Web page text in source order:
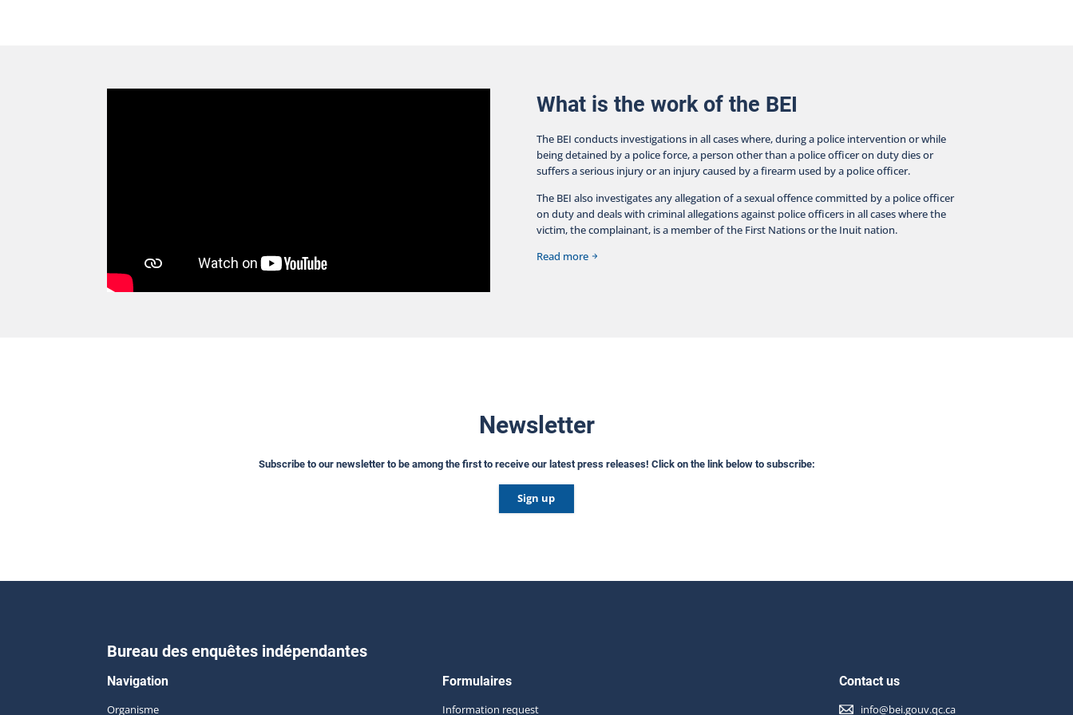
independent police force that conducts its
investigations with transparency, impartiality, and
events has been entrusted to the Sûreté du Québec,
which will act as the supporting police service for the
BEI. The BEI is asking anyone who witnessed the event
to contact them via their website at
https://www.bei.gouv.qc.ca/nous-joindre. A news
release including additional details about the
intervention will be issued once the BEI has gathered
What is the work of the BEI
The BEI conducts investigations in all cases where, during a police intervention or while
being detained by a police force, a person other than a police officer on duty dies or
suffers a serious injury or an injury caused by a firearm used by a police officer.
The BEI also investigates any allegation of a sexual offence committed by a police officer
on duty and deals with criminal allegations against police officers in all cases where the
victim, the complainant, is a member of the First Nations or the Inuit nation.
Read more
Newsletter
Subscribe to our newsletter to be among the first to receive our latest press releases! Click on the link below to subscribe:
Sign up
Bureau des enquêtes indépendantes
Navigation
Organisme
Formulaires
Information request
Contact us
info@bei.gouv.qc.ca